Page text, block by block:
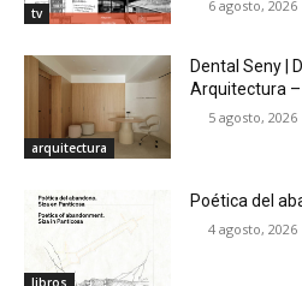
tv 6 agosto, 2026
arquitectura
Dental Seny |
Arquitectura
5 agosto, 2026
libros
Poética del
4 agosto, 2026